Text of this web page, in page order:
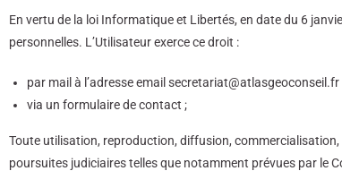
En vertu de la loi Informatique et Libertés, en date du 6
personnelles. L’Utilisateur exerce ce droit :
par mail à l’adresse email secretariat@atlasgeoconseil.fr
via un formulaire de contact ;
Toute utilisation, reproduction, diffusion,
poursuites judiciaires telles que notamment prévues par le